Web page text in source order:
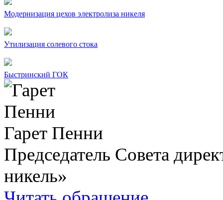
Модернизация цехов электролиза никеля
Утилизация солевого стока
Быстринский ГОК
Гарет Пенни
Председатель Совета
никель»